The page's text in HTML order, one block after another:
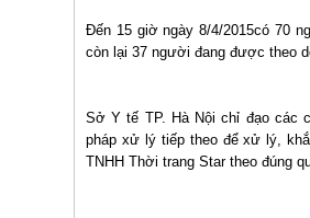
Đến 15 giờ ngày 8/4/2015có 70
còn lại 37 người đang được theo
Sở Y tế TP. Hà Nội chỉ đạo các
pháp xử lý tiếp theo để xử lý,
TNHH Thời trang Star theo đúng